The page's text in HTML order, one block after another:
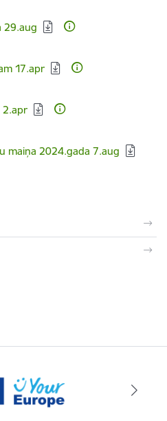
29.aug
17.apr
2.apr
maiņa 2024.gada 7.aug